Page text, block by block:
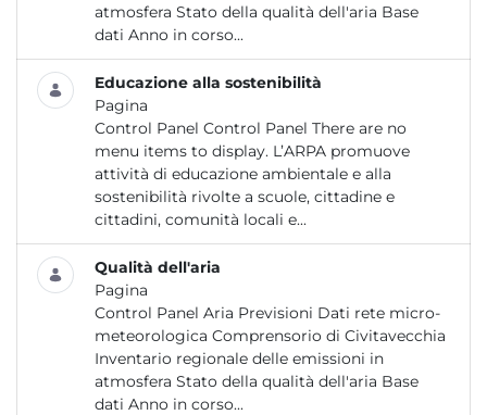
atmosfera Stato della qualità dell'aria Base
dati Anno in corso...
Educazione alla sostenibilità
Pagina
Control Panel Control Panel There are no
menu items to display. L’ARPA promuove
attività di educazione ambientale e alla
sostenibilità rivolte a scuole, cittadine e
cittadini, comunità locali e...
Qualità dell'aria
Pagina
Control Panel Aria Previsioni Dati rete micro-
meteorologica Comprensorio di Civitavecchia
Inventario regionale delle emissioni in
atmosfera Stato della qualità dell'aria Base
dati Anno in corso...